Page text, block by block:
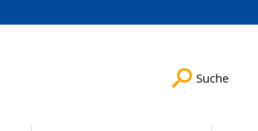
Suche